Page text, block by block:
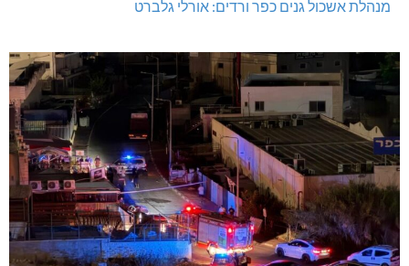
מנהלת אשכול גנים כפר ורדים: אורלי גלברט